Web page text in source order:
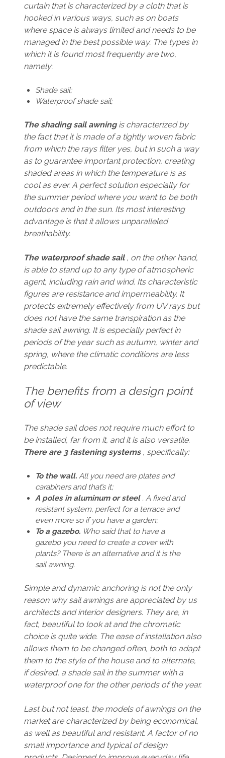
curtain that is characterized by a cloth that is
hooked in various ways, such as on boats
where space is always limited and needs to be
managed in the best possible way. The types in
which it is found most frequently are two,
namely:
Shade sail;
Waterproof shade sail;
The shading sail awning is characterized by
the fact that it is made of a tightly woven fabric
from which the rays filter yes, but in such a way
as to guarantee important protection, creating
shaded areas in which the temperature is as
cool as ever. A perfect solution especially for
the summer period where you want to be both
outdoors and in the sun. Its most interesting
advantage is that it allows unparalleled
breathability.
The waterproof shade sail , on the other hand,
is able to stand up to any type of atmospheric
agent, including rain and wind. Its characteristic
figures are resistance and impermeability. It
protects extremely effectively from UV rays but
does not have the same transpiration as the
shade sail awning. It is especially perfect in
periods of the year such as autumn, winter and
spring, where the climatic conditions are less
predictable.
The benefits from a design point
of view
The shade sail does not require much effort to
be installed, far from it, and it is also versatile.
There are 3 fastening systems , specifically:
To the wall. All you need are plates and
carabiners and that’s it;
A poles in aluminum or steel . A fixed and
resistant system, perfect for a terrace and
even more so if you have a garden;
To a gazebo. Who said that to have a
gazebo you need to create a cover with
plants? There is an alternative and it is the
sail awning.
Simple and dynamic anchoring is not the only
reason why sail awnings are appreciated by us
architects and interior designers. They are, in
fact, beautiful to look at and the chromatic
choice is quite wide. The ease of installation also
allows them to be changed often, both to adapt
them to the style of the house and to alternate,
if desired, a shade sail in the summer with a
waterproof one for the other periods of the year.
Last but not least, the models of awnings on the
market are characterized by being economical,
as well as beautiful and resistant. A factor of no
small importance and typical of design